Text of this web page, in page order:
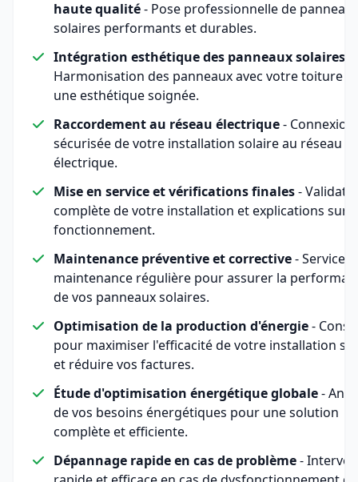
haute qualité- Pose professionnelle de
solaires performants et durables.
Intégration esthétique des panneaux solaires
Harmonisation des panneaux avec votre toiture
une esthétique soignée.
Raccordement au réseau électrique- Connexion
sécurisée de votre installation solaire au réseau
électrique.
Mise en service et vérifications finales-
complète de votre installation et explications sur
fonctionnement.
Maintenance préventive et corrective- Service
maintenance régulière pour assurer la
de vos panneaux solaires.
Optimisation de la production d'énergie-
pour maximiser l'efficacité de votre installation
et réduire vos factures.
Étude d'optimisation énergétique globale-
de vos besoins énergétiques pour une solution
complète et efficiente.
Dépannage rapide en cas de problème-